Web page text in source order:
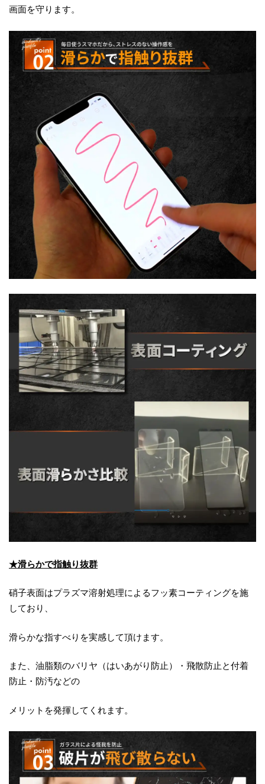
画面を守ります。
★滑らかで指触り抜群
硝子表面はプラズマ溶射処理によるフッ素コーティングを施
しており、
滑らかな指すべりを実感して頂けます。
また、油脂類のバリヤ（はいあがり防止）・飛散防止と付着
防止・防汚などの
メリットを発揮してくれます。